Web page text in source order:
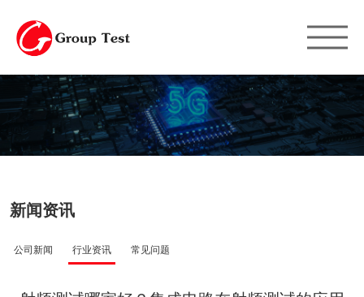
新闻资讯
公司新闻 行业资讯 常见问题